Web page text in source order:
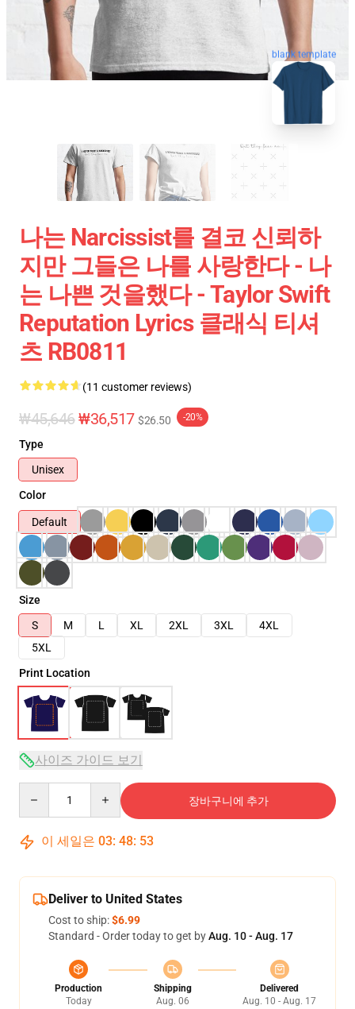
blank template
나는 Narcissist를 결코 신뢰하
지만 그들은 나를 사랑한다 - 나
는 나쁜 것을했다 - Taylor Swift
Reputation Lyrics 클래식 티셔
츠 RB0811
(11 customer reviews)
₩45,646₩36,517 $26.50 -20%
Type
Unisex
Color
Default
Size
S
M L XL 2XL 3XL
4XL
5XL
Print Location
사이즈 가이드 보기
장바구니에 추가
이 세일은 03: 48: 52
Deliver to United States
Cost to ship:$6.99
Standard - Order today to get byAug. 10 - Aug. 17
Production
Today
Shipping
Aug. 06
Delivered
Aug. 10 - Aug. 17